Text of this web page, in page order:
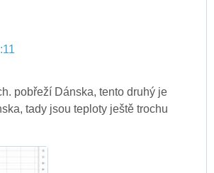
pobřeží Dánska, tento druhý je
tady jsou teploty ještě trochu